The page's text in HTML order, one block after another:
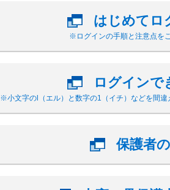
はじめてロ
※ログインの手順と注意点を
ログインで
※小文字のl（エル）と数字の1（イチ）などを間
保護者